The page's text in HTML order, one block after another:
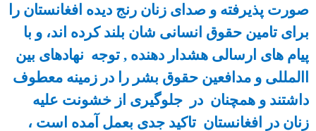
صورت پذیرفته و صدای زنان رنج دیده افغانستان را
برای تامین حقوق انسانی شان بلند کرده اند، و با
پیام های ارسالی هشدار دهنده , توجه نهادهای بین
االمللی و مدافعین حقوق بشر را در زمینه معطوف
داشتند و همچنان در جلوگیری از خشونت علیه
زنان در افغانستان تاکید جدی بعمل آمده است ،